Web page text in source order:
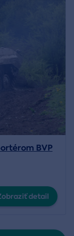
BVP
detail